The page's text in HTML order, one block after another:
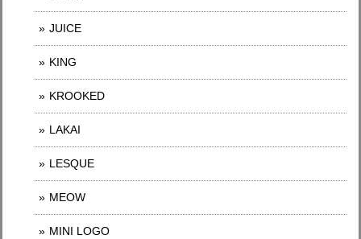
JUICE
KING
KROOKED
LAKAI
LESQUE
MEOW
MINI LOGO